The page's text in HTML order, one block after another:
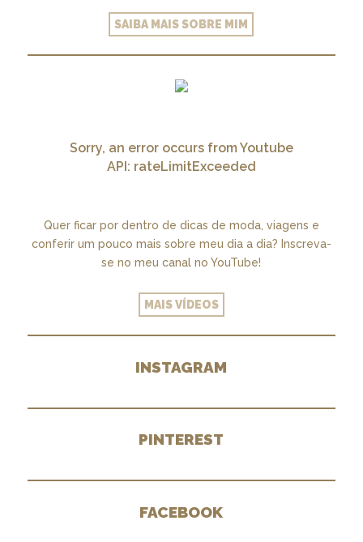
SAIBA MAIS SOBRE MIM
Sorry, an error occurs from Youtube
API: rateLimitExceeded
Quer ficar por dentro de dicas de moda, viagens e
conferir um pouco mais sobre meu dia a dia? Inscreva-
se no meu canal no YouTube!
MAIS VÍDEOS
INSTAGRAM
PINTEREST
FACEBOOK